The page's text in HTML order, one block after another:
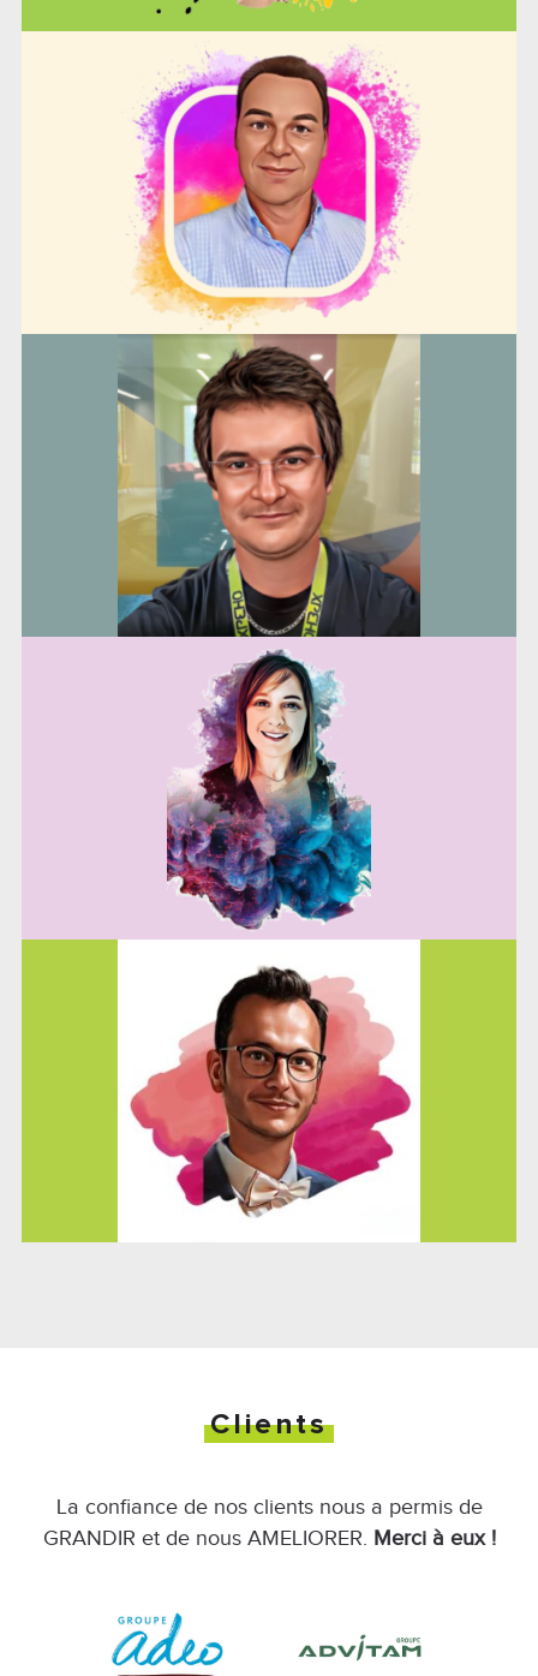
Clients
La confiance de nos clients nous a permis de
GRANDIR et de nous AMELIORER. Merci à eux !